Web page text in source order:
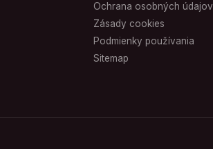
Ochrana osobných údajov
Zásady cookies
Podmienky používania
Sitemap